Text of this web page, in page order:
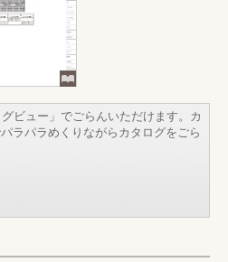
ビュー」でごらんいただけます。カ
ラパラめくりながらカタログをごら